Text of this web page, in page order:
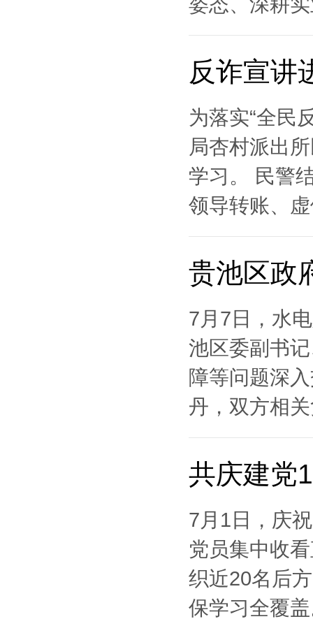
反诈宣讲
为落实“全民
局杏村派出
学习。 民警
领导转账、
贵池区政
7月7日，水
池区委副书
障等问题深
丹，双方相
共庆建党
7月1日，庆
党员集中收
织近20名后
保学习全覆